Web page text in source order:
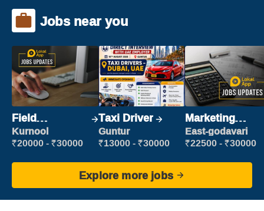
Jobs near you
Field
Marketing
Executive
Kurnool
₹20000 - ₹30000
Taxi Driver
Guntur
₹13000 - ₹30000
Marketing
Executive
East-godavari
₹22500 - ₹30000
Explore more jobs